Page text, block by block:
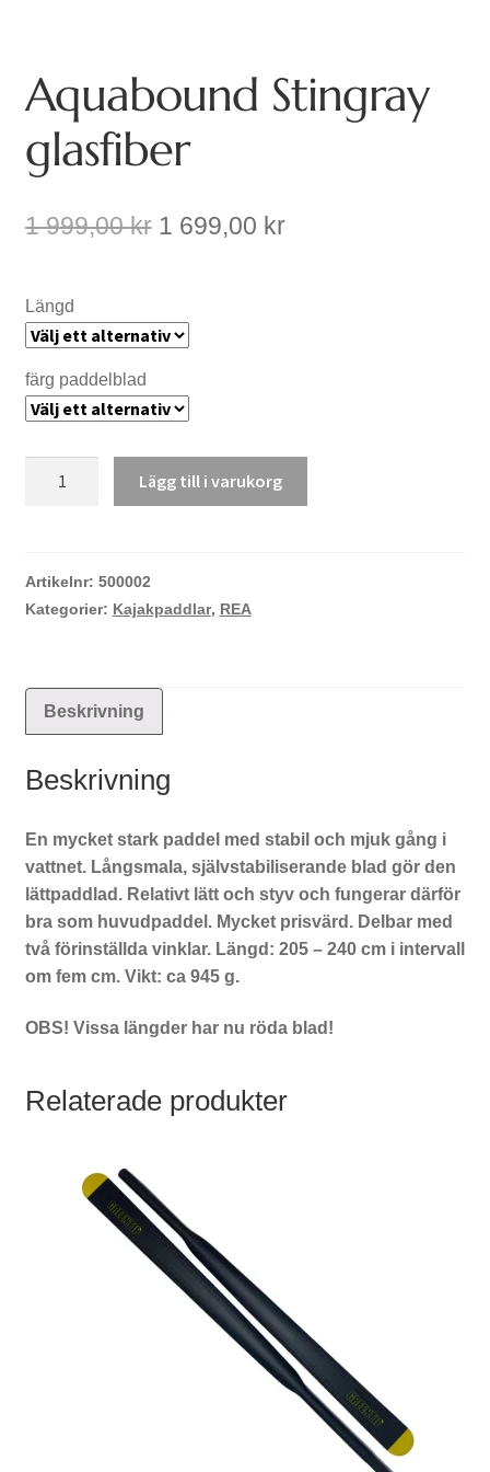
Aquabound Stingray
glasfiber
1 999,00kr Det
1
1 699,00 krDet
Längd
färg paddelblad
Lägg till i varukorg
Artikelnr: 500002
Kategorier: Kajakpaddlar, REA
Beskrivning
Beskrivning
En mycket stark paddel med stabil och mjuk gång i
vattnet. Långsmala, självstabiliserande blad gör den
lättpaddlad. Relativt lätt och styv och fungerar därför
bra som huvudpaddel. Mycket prisvärd. Delbar med
två förinställda vinklar. Längd: 205 – 240 cm i intervall
om fem cm. Vikt: ca 945 g.
OBS! Vissa längder har nu röda blad!
Relaterade produkter